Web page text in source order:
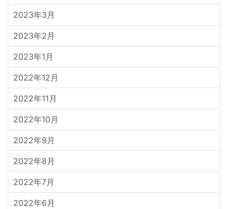
2023年3月
2023年2月
2023年1月
2022年12月
2022年11月
2022年10月
2022年9月
2022年8月
2022年7月
2022年6月